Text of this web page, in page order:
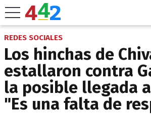
REDES SOCIALES
Los hinchas de
estallaron contra
la posible llegada
"Es una falta de